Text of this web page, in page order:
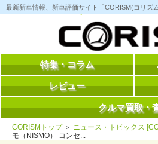
コ
ン
へ
最新新車情報、新車評価サイト「CORISM(コリズ
特集・コラム
レビュー
クルマ買取・
CORISMトップ＞ ニュース・トピックス
モ（NISMO） コンセ...